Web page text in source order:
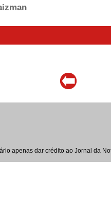
apenas dar crédito ao Jornal da